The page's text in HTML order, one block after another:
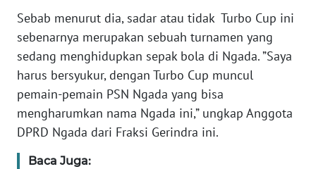
Sebab menurut dia, sadar atau tidak Turbo Cup ini
sebenarnya merupakan sebuah turnamen yang
sedang menghidupkan sepak bola di Ngada. ”Saya
harus bersyukur, dengan Turbo Cup muncul
pemain-pemain PSN Ngada yang bisa
mengharumkan nama Ngada ini,” ungkap Anggota
DPRD Ngada dari Fraksi Gerindra ini.
Baca Juga:
SULTRA
WN
SULTENG
WN